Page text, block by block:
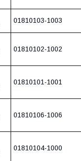
01810103-1003
01810102-1002
01810101-1001
01810106-1006
01810104-1000